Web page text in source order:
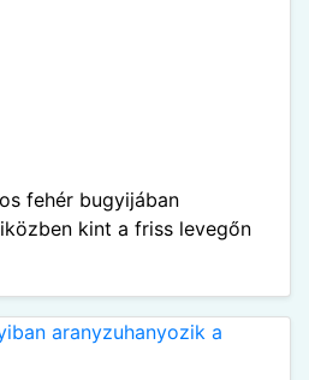
fehér bugyijában
kint a friss levegőn